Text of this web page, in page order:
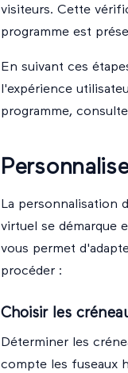
visiteurs. Cette
programme est
En suivant ces
l'expérience
programme,
La personnalisation
virtuel se démarque
vous permet
procéder :
Choisir les
Déterminer les
compte les fuseaux